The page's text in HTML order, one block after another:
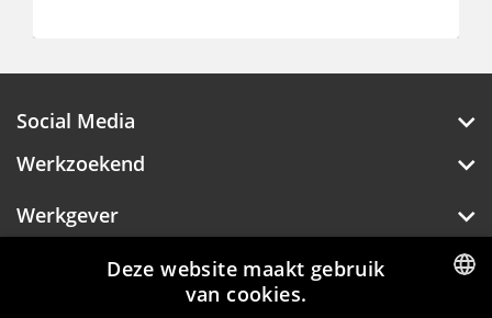
Werkgever
Over Hotelprofessionals
Deze website maakt gebruik
van cookies.